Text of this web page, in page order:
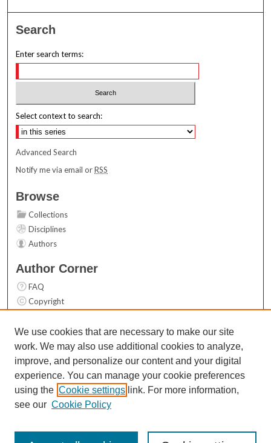
Search
Enter search terms:
Select context to search:
Advanced Search
Notify me via email orRSS
Browse
Collections
Disciplines
Authors
Author Corner
FAQ
Copyright
Contact Us
Links
Top 10 Downloads (All time)
Activity by year
We use cookies that are necessary to make our site
work. We may also use additional cookies to analyze,
improve, and personalize our content and your digital
experience. You can manage your cookie preferences
using the Cookie settings link. For more information,
see our Cookie Policy